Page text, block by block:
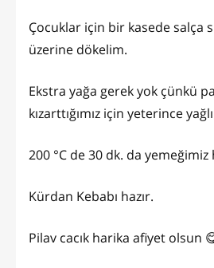
Çocuklar için bir kasede salça
üzerine dökelim.
Ekstra yağa gerek yok çünkü
kızarttığımız için yeterince
200 °C de 30 dk. da yemeğimiz
Kürdan Kebabı hazır.
Pilav cacık harika afiyet olsun